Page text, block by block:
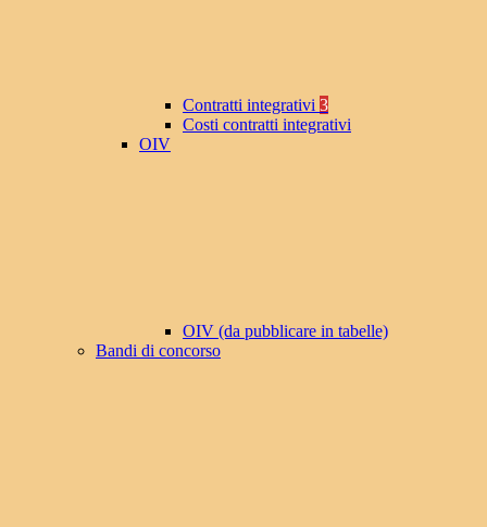
Contratti integrativi 3
Costi contratti integrativi
OIV
OIV (da pubblicare in tabelle)
Bandi di concorso